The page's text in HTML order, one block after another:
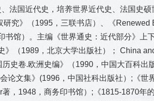
法国近代史，培养世界近代史、法国史
究》（1995，三联书店）、《Renewed
馆）。主编《世界通史：近代部分》上
》（1989，北京大学出版社）； China
史卷.欧洲史编》（1990，中国大百科出
论文集》(1996，中国社科出版社）;《世
，1948，商务印书馆）;《1815-1870年